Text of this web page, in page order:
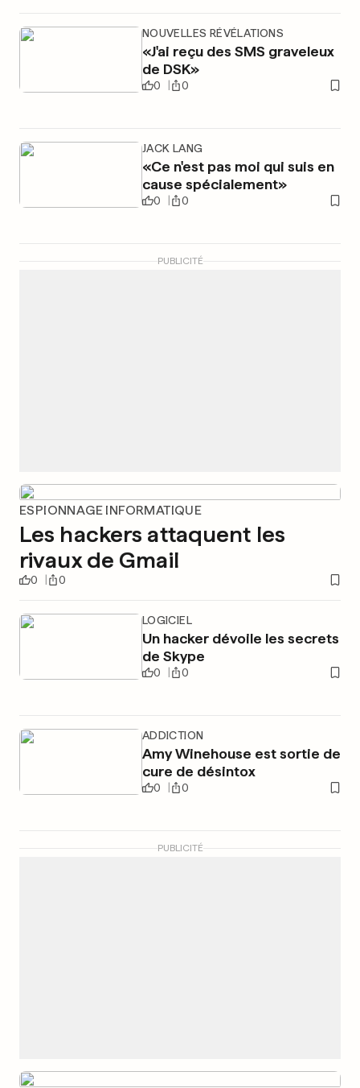
NOUVELLES RÉVÉLATIONS
«J'ai reçu des SMS graveleux
de DSK»
0 0
JACK LANG
«Ce n'est pas moi qui suis en
cause spécialement»
0 0
PUBLICITÉ
ESPIONNAGE INFORMATIQUE
Les hackers attaquent les
rivaux de Gmail
0 0
LOGICIEL
Un hacker dévoile les secrets
de Skype
0 0
ADDICTION
Amy Winehouse est sortie de
cure de désintox
0 0
PUBLICITÉ